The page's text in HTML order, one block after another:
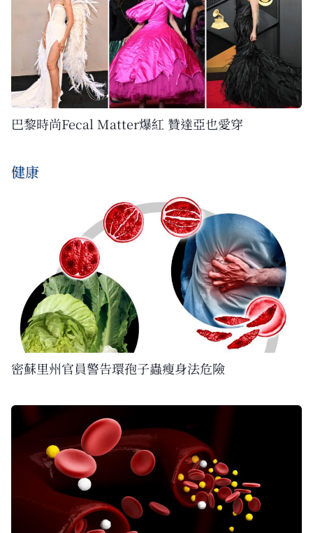
巴黎時尚Fecal Matter爆紅 贊達亞也愛穿
健康
密蘇里州官員警告環孢子蟲瘦身法危險